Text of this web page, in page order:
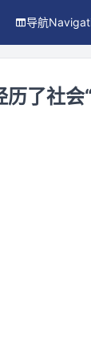
导航
了社会